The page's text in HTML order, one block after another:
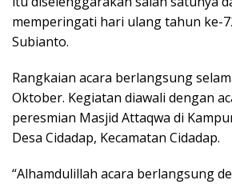
memperingati hari ulang tahun ke-
Subianto.
Rangkaian acara berlangsung
Oktober. Kegiatan diawali dengan
peresmian Masjid Attaqwa di
Desa Cidadap, Kecamatan Cidadap.
“Alhamdulillah acara berlangsung